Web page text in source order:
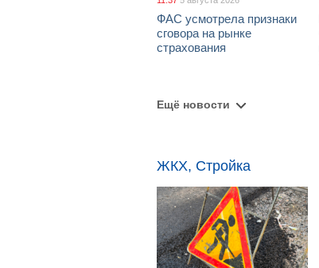
ФАС усмотрела признаки
сговора на рынке
страхования
Ещё новости
ЖКХ, Стройка